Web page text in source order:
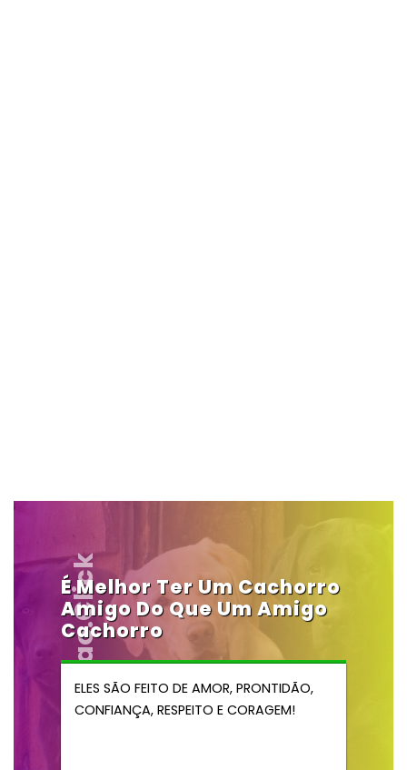
Vendocao.click
É Melhor Ter Um Cachorro
Amigo Do Que Um Amigo
Cachorro
ELES SÃO FEITO DE AMOR, PRONTIDÃO,
CONFIANÇA, RESPEITO E CORAGEM!